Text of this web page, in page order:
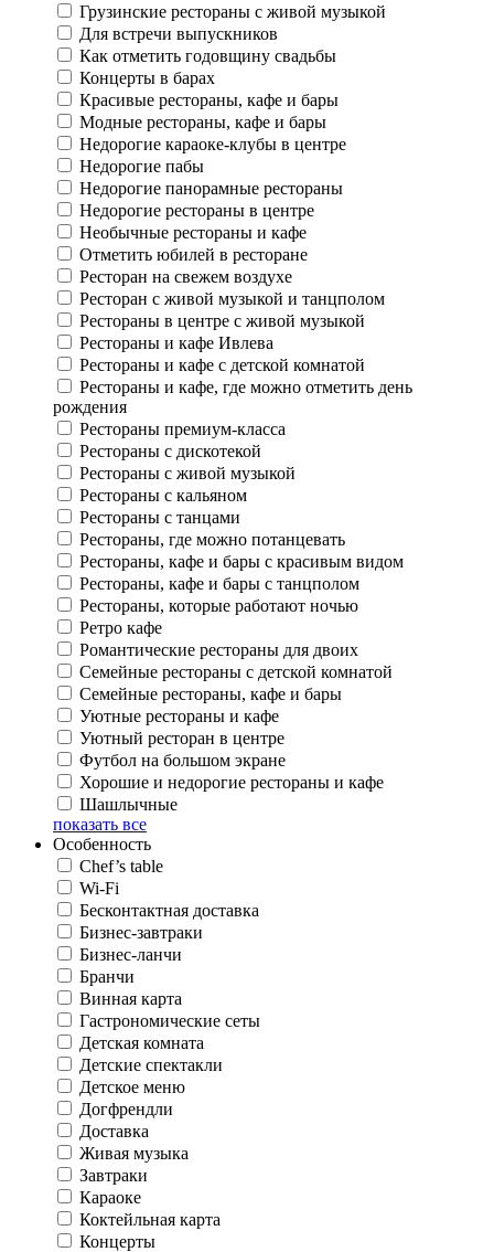
Грузинские рестораны с живой музыкой
Для встречи выпускников
Как отметить годовщину свадьбы
Концерты в барах
Красивые рестораны, кафе и бары
Модные рестораны, кафе и бары
Недорогие караоке-клубы в центре
Недорогие пабы
Недорогие панорамные рестораны
Недорогие рестораны в центре
Необычные рестораны и кафе
Отметить юбилей в ресторане
Ресторан на свежем воздухе
Ресторан с живой музыкой и танцполом
Рестораны в центре с живой музыкой
Рестораны и кафе Ивлева
Рестораны и кафе с детской комнатой
Рестораны и кафе, где можно отметить день
рождения
Рестораны премиум-класса
Рестораны с дискотекой
Рестораны с живой музыкой
Рестораны с кальяном
Рестораны с танцами
Рестораны, где можно потанцевать
Рестораны, кафе и бары с красивым видом
Рестораны, кафе и бары с танцполом
Рестораны, которые работают ночью
Ретро кафе
Романтические рестораны для двоих
Семейные рестораны с детской комнатой
Семейные рестораны, кафе и бары
Уютные рестораны и кафе
Уютный ресторан в центре
Футбол на большом экране
Хорошие и недорогие рестораны и кафе
Шашлычные
показать все
Особенность
Chef’s table
Wi-Fi
Бесконтактная доставка
Бизнес-завтраки
Бизнес-ланчи
Бранчи
Винная карта
Гастрономические сеты
Детская комната
Детские спектакли
Детское меню
Догфрендли
Доставка
Живая музыка
Завтраки
Караоке
Коктейльная карта
Концерты